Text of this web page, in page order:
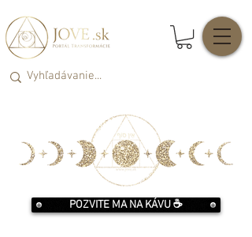
POZVITE MA NA KÁVU ☕️